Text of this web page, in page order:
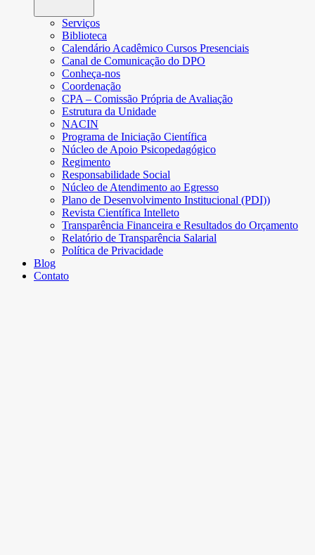
Serviços
Biblioteca
Calendário Acadêmico Cursos Presenciais
Canal de Comunicação do DPO
Conheça-nos
Coordenação
CPA – Comissão Própria de Avaliação
Estrutura da Unidade
NACIN
Programa de Iniciação Científica
Núcleo de Apoio Psicopedagógico
Regimento
Responsabilidade Social
Núcleo de Atendimento ao Egresso
Plano de Desenvolvimento Institucional (PDI))
Revista Científica Intelleto
Transparência Financeira e Resultados do Orçamento
Relatório de Transparência Salarial
Política de Privacidade
Blog
Contato